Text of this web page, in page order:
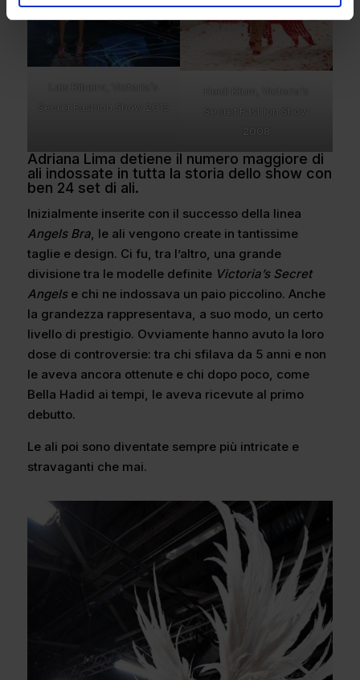
Lais Ribeiro, Victoria’s
Secret Fashion Show 2015
Heidi Klum, Victoria’s
Secret Fashion Show
2008
Adriana Lima detiene il numero maggiore di
ali indossate in tutta la storia dello show con
ben 24 set di ali.
Inizialmente inserite con il successo della linea
Angels Bra, le ali vengono create in tantissime
taglie e design. Ci fu, tra l’altro, una grande
divisione tra le modelle definite Victoria’s Secret
Angelse chi ne indossava un paio piccolino. Anche
la grandezza rappresentava, a suo modo, un certo
livello di prestigio. Ovviamente hanno avuto la loro
dose di controversie: tra chi sfilava da 5 anni e non
le aveva ancora ottenute e chi dopo poco, come
Bella Hadid ai tempi, le aveva ricevute al primo
debutto.
Le ali poi sono diventate sempre più intricate e
stravaganti che mai.